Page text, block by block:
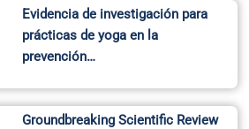
Evidencia de investigación para
prácticas de yoga en la
prevención…
Groundbreaking Scientific Review